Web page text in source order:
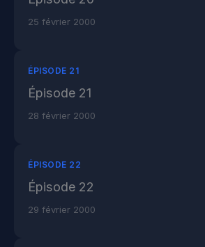
25 février 2000
ÉPISODE 21
Épisode 21
28 février 2000
ÉPISODE 22
Épisode 22
29 février 2000